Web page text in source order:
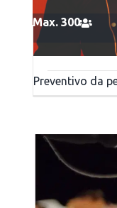
Max. 300
Preventivo da